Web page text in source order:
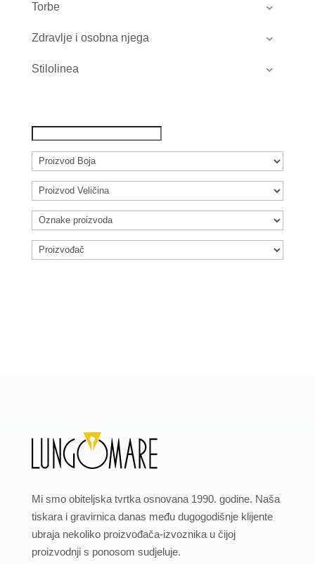
Torbe
Zdravlje i osobna njega
Stilolinea
Mi smo obiteljska tvrtka osnovana 1990. godine. Naša
tiskara i gravirnica danas među dugogodišnje klijente
ubraja nekoliko proizvođača-izvoznika u čijoj
proizvodnji s ponosom sudjeluje.